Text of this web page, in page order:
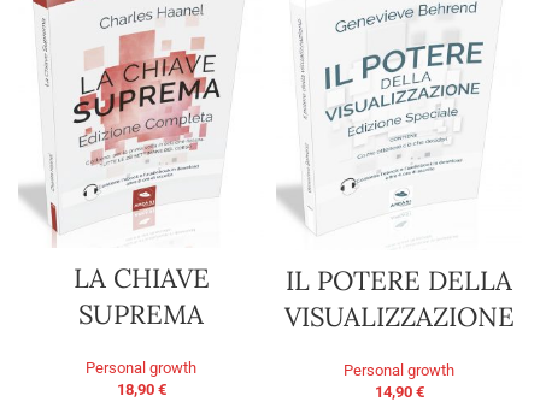
LA CHIAVE
SUPREMA
Personal growth
18,90 €
IL POTERE DELLA
VISUALIZZAZIONE
Personal growth
14,90 €